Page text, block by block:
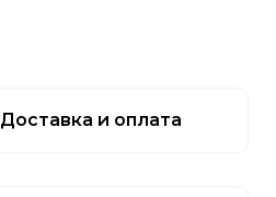
Доставка и оплата